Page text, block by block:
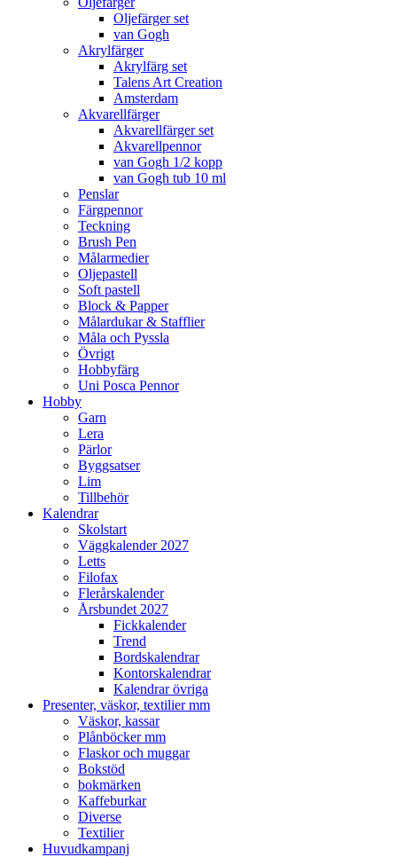
Oljefärger set
van Gogh
Akrylfärger
Akrylfärg set
Talens Art Creation
Amsterdam
Akvarellfärger
Akvarellfärger set
Akvarellpennor
van Gogh 1/2 kopp
van Gogh tub 10 ml
Penslar
Färgpennor
Teckning
Brush Pen
Målarmedier
Oljepastell
Soft pastell
Block & Papper
Målardukar & Stafflier
Måla och Pyssla
Övrigt
Hobbyfärg
Uni Posca Pennor
Hobby
Garn
Lera
Pärlor
Byggsatser
Lim
Tillbehör
Kalendrar
Skolstart
Väggkalender 2027
Letts
Filofax
Flerårskalender
Årsbundet 2027
Fickkalender
Trend
Bordskalendrar
Kontorskalendrar
Kalendrar övriga
Presenter, väskor, textilier mm
Väskor, kassar
Plånböcker mm
Flaskor och muggar
Bokstöd
bokmärken
Kaffeburkar
Diverse
Textilier
Huvudkampanj